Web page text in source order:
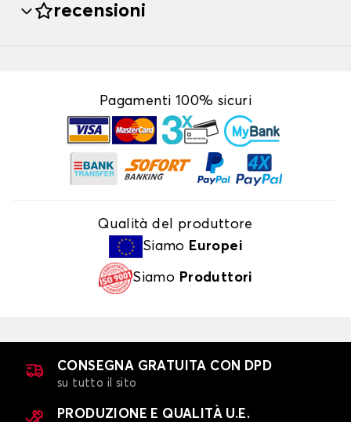
recensioni
Pagamenti 100% sicuri
Qualità del produttore
Siamo Europei
Siamo Produttori
CONSEGNA GRATUITA CON DPD
su tutto il sito
PRODUZIONE E QUALITÀ U.E.